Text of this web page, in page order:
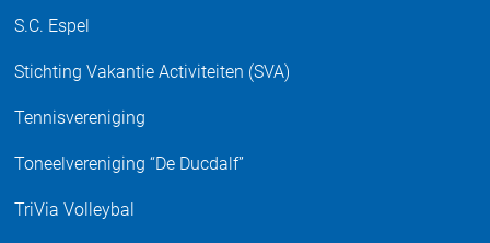
S.C. Espel
Stichting Vakantie Activiteiten (SVA)
Tennisvereniging
Toneelvereniging “De Ducdalf”
TriVia Volleybal